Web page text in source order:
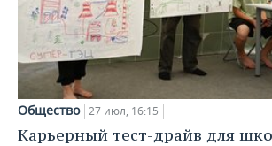
Общество 27 июл, 16:15
Карьерный тест-драйв для